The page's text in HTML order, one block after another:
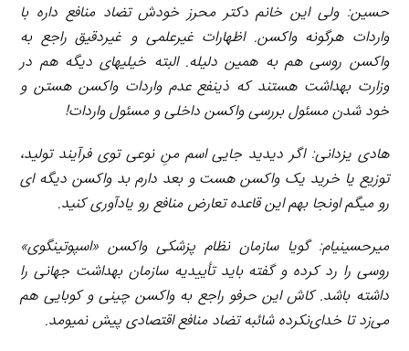
حسین: ولی این خانم دکتر محرز خودش تضاد منافع داره با
واردات هرگونه واکسن. اظهارات غیرعلمی و غیردقیق راجع به
واکسن روسی هم به همین دلیله. البته خیلی­های دیگه هم در
وزارت بهداشت هستند که ذی­نفع عدم واردات واکسن هستن و
خود شدن مسئول بررسی واکسن داخلی و مسئول واردات!
هادی یزدانی: اگر دیدید جایی اسم منِ نوعی توی فرآیند تولید،
توزیع یا خرید یک واکسن هست و بعد دارم بد واکسن دیگه ­ای
رو میگم اونجا بهم این قاعده تعارض منافع رو یادآوری کنید.
میرحسینی­ام: گویا سازمان نظام پزشکی واکسن «اسپوتینگ­وی»
روسی را رد کرده و گفته باید تأییدیه سازمان بهداشت جهانی را
داشته باشد. کاش این حرفو راجع به واکسن چینی و کوبایی هم
می‌زد تا خدای‌نکرده شائبه تضاد منافع اقتصادی پیش نمیومد.